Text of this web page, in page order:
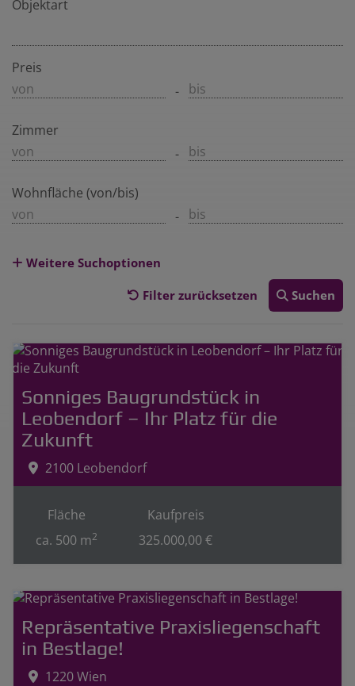
Objektart
Preis
-
Zimmer
-
Wohnfläche (von/bis)
-
Weitere Suchoptionen
Filter zurücksetzen Suchen
Sonniges Baugrundstück in
Leobendorf – Ihr Platz für die
Zukunft
2100 Leobendorf
Fläche
ca. 500 m2
Kaufpreis
325.000,00 €
Repräsentative Praxisliegenschaft
in Bestlage!
1220 Wien